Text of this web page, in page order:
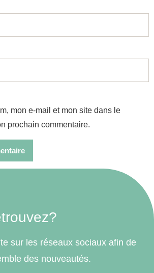
mon e-mail et mon site dans le
prochain commentaire.
sur les réseaux sociaux afin de
des nouveautés.